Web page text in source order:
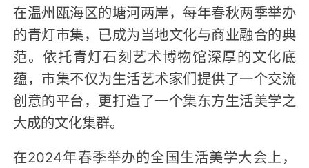
在温州瓯海区的塘河两岸，每年春秋两季举办
的青灯市集，已成为当地文化与商业融合的典
范。依托青灯石刻艺术博物馆深厚的文化底
蕴，市集不仅为生活艺术家们提供了一个交流
创意的平台，更打造了一个集东方生活美学之
大成的文化集群。
在2024年春季举办的全国生活美学大会上，